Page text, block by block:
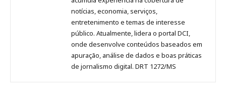
notícias, economia, serviços,
entretenimento e temas de interesse
público. Atualmente, lidera o portal DCI,
onde desenvolve conteúdos baseados em
apuração, análise de dados e boas práticas
de jornalismo digital. DRT 1272/MS